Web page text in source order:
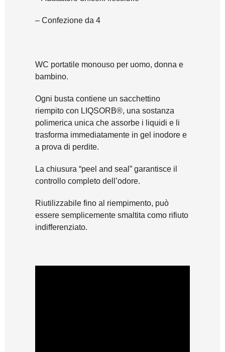
– Confezione da 4
WC portatile monouso per uomo, donna e
bambino.
Ogni busta contiene un sacchettino
riempito con LIQSORB®, una sostanza
polimerica unica che assorbe i liquidi e li
trasforma immediatamente in gel inodore e
a prova di perdite.
La chiusura “peel and seal” garantisce il
controllo completo dell’odore.
Riutilizzabile fino al riempimento, può
essere semplicemente smaltita como rifiuto
indifferenziato.